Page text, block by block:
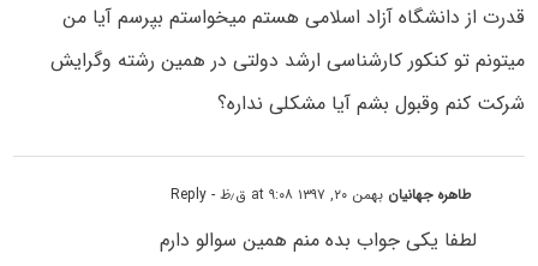
قدرت از دانشگاه آزاد اسلامی هستم میخواستم بپرسم آیا من
میتونم تو کنکور کارشناسی ارشد دولتی در همین رشته وگرایش
شرکت کنم وقبول بشم آیا مشکلی نداره؟
طاهره جهانیان بهمن ۲۰, ۱۳۹۷ at ۹:۰۸ ق٫ظ - Reply
لطفا یکی جواب بده منم همین سوالو دارم